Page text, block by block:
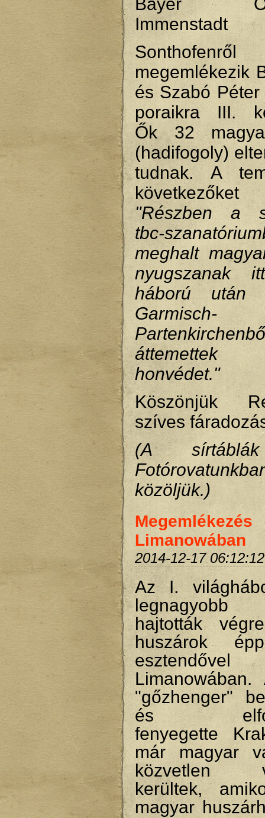
Immenstadt
Sonthofenről
megemlékezik
és Szabó
poraikra III.
Ők 32
(hadifogoly)
tudnak. A
"Részben a
tbc-
meghalt
nyugszanak
háború után
Garmisch-
áttemettek
honvédet."
Köszönjük
szíves
(A
közöljük.)
Megemlékezés
Limanowában
2014-12-17 06:12:12
Az I.
legnagyobb
hajtották
huszárok
"gőzhenger"
és
fenyegette
már magyar
közvetlen
kerültek,
magyar